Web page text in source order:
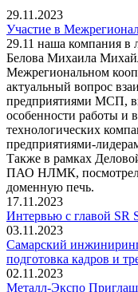
29.11.2023
Участие в
29.11 наша компания
Белова Михаила
Межрегиональном
актуальный вопрос
предприятиями МСП,
особенности работы и
технологических
предприятиями-
Также в рамках
ПАО НЛМК,
доменную печь.
17.11.2023
Интервью с главой SR
03.11.2023
Самарский
подготовка кадров и
02.11.2023
Металл-Экспо